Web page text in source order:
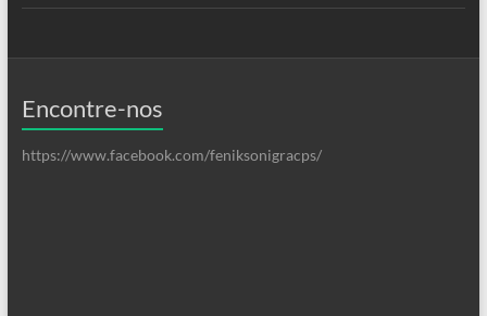
Encontre-nos
https://www.facebook.com/feniksonigracps/